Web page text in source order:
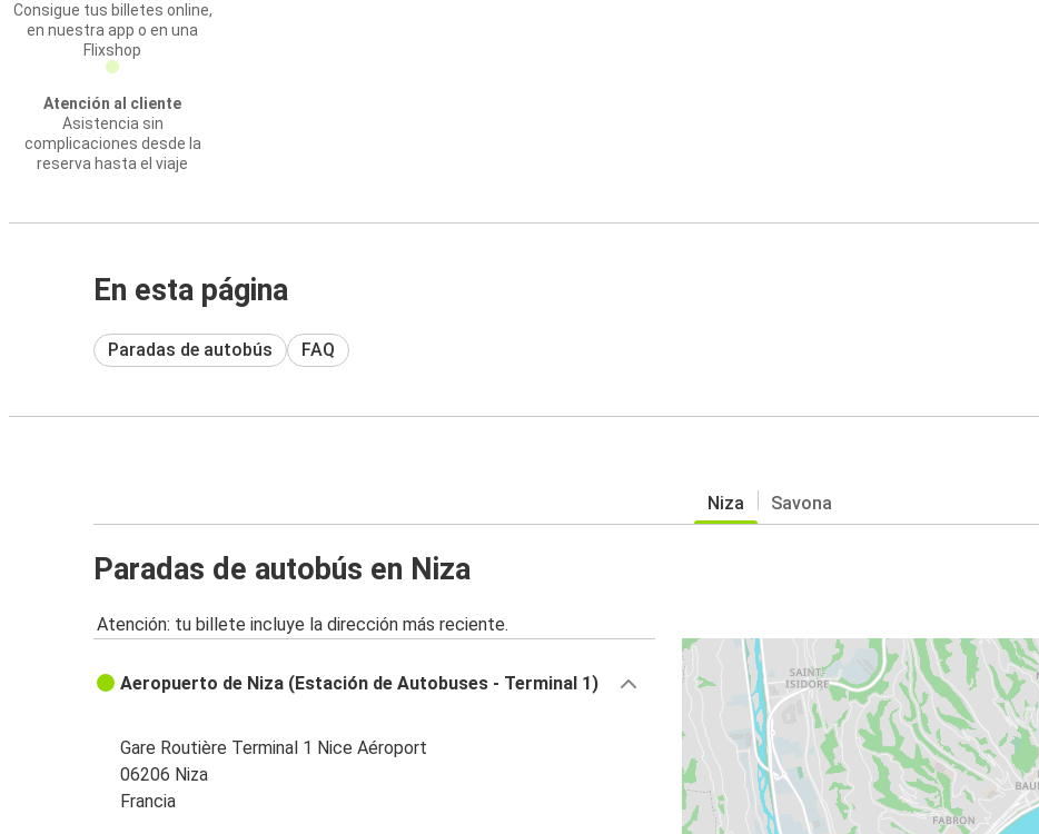
Consigue tus billetes online,
en nuestra app o en una
Flixshop
Atención al cliente
Asistencia sin
complicaciones desde la
reserva hasta el viaje
En esta página
Paradas de autobús FAQ
Niza Savona
Paradas de autobús en Niza
Atención: tu billete incluye la dirección más reciente.
Aeropuerto de Niza (Estación de Autobuses - Terminal 1)
Gare Routière Terminal 1 Nice Aéroport
06206 Niza
Francia